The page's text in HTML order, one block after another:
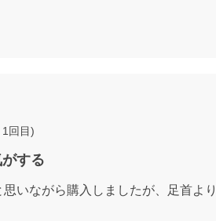
1回目)
する
いながら購入しましたが、足首